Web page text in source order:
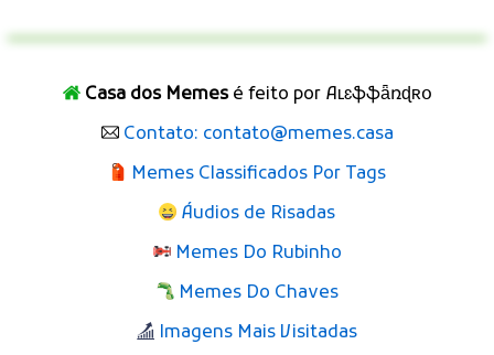
Casa dos Memesé feito por Aʟɛֆֆǟռɖʀօ
Contato: contato@memes.casa
Memes Classificados Por Tags
Áudios de Risadas
Memes Do Rubinho
Memes Do Chaves
Imagens Mais Visitadas